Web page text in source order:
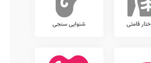
قامتی شنوایی سنجی